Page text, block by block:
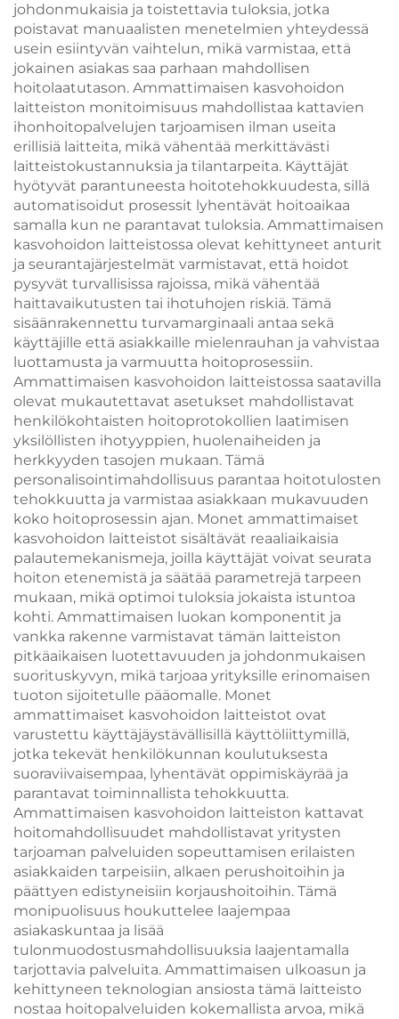
johdonmukaisia ja toistettavia tuloksia, jotka
poistavat manuaalisten menetelmien yhteydessä
usein esiintyvän vaihtelun, mikä varmistaa, että
jokainen asiakas saa parhaan mahdollisen
hoitolaatutason. Ammattimaisen kasvohoidon
laitteiston monitoimisuus mahdollistaa kattavien
ihonhoitopalvelujen tarjoamisen ilman useita
erillisiä laitteita, mikä vähentää merkittävästi
laitteistokustannuksia ja tilantarpeita. Käyttäjät
hyötyvät parantuneesta hoitotehokkuudesta, sillä
automatisoidut prosessit lyhentävät hoitoaikaa
samalla kun ne parantavat tuloksia. Ammattimaisen
kasvohoidon laitteistossa olevat kehittyneet anturit
ja seurantajärjestelmät varmistavat, että hoidot
pysyvät turvallisissa rajoissa, mikä vähentää
haittavaikutusten tai ihotuhojen riskiä. Tämä
sisäänrakennettu turvamarginaali antaa sekä
käyttäjille että asiakkaille mielenrauhan ja vahvistaa
luottamusta ja varmuutta hoitoprosessiin.
Ammattimaisen kasvohoidon laitteistossa saatavilla
olevat mukautettavat asetukset mahdollistavat
henkilökohtaisten hoitoprotokollien laatimisen
yksilöllisten ihotyyppien, huolenaiheiden ja
herkkyyden tasojen mukaan. Tämä
personalisointimahdollisuus parantaa hoitotulosten
tehokkuutta ja varmistaa asiakkaan mukavuuden
koko hoitoprosessin ajan. Monet ammattimaiset
kasvohoidon laitteistot sisältävät reaaliaikaisia
palautemekanismeja, joilla käyttäjät voivat seurata
hoiton etenemistä ja säätää parametrejä tarpeen
mukaan, mikä optimoi tuloksia jokaista istuntoa
kohti. Ammattimaisen luokan komponentit ja
vankka rakenne varmistavat tämän laitteiston
pitkäaikaisen luotettavuuden ja johdonmukaisen
suorituskyvyn, mikä tarjoaa yrityksille erinomaisen
tuoton sijoitetulle pääomalle. Monet
ammattimaiset kasvohoidon laitteistot ovat
varustettu käyttäjäystävällisillä käyttöliittymillä,
jotka tekevät henkilökunnan koulutuksesta
suoraviivaisempaa, lyhentävät oppimiskäyrää ja
parantavat toiminnallista tehokkuutta.
Ammattimaisen kasvohoidon laitteiston kattavat
hoitomahdollisuudet mahdollistavat yritysten
tarjoaman palveluiden sopeuttamisen erilaisten
asiakkaiden tarpeisiin, alkaen perushoitoihin ja
päättyen edistyneisiin korjaushoitoihin. Tämä
monipuolisuus houkuttelee laajempaa
asiakaskuntaa ja lisää
tulonmuodostusmahdollisuuksia laajentamalla
tarjottavia palveluita. Ammattimaisen ulkoasun ja
kehittyneen teknologian ansiosta tämä laitteisto
nostaa hoitopalveluiden kokemallista arvoa, mikä